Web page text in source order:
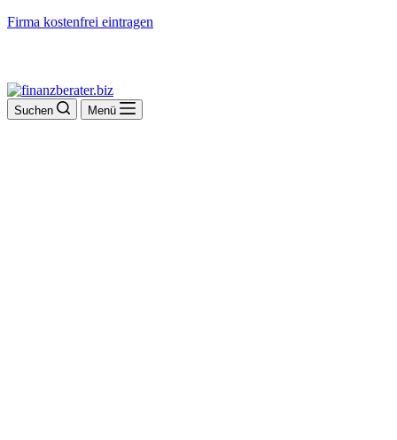
Firma kostenfrei eintragen
Suchen Menü